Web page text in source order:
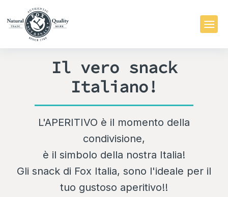
Il vero snack
Italiano!
L'APERITIVO è il momento della
condivisione,
è il simbolo della nostra Italia!
Gli snack di Fox Italia, sono l'ideale per il
tuo gustoso aperitivo!!